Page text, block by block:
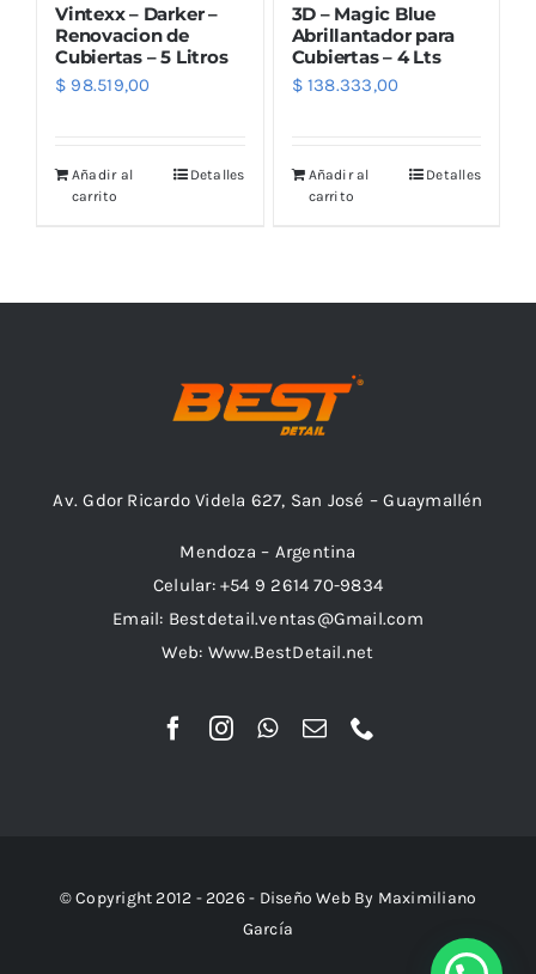
Vintexx – Darker –
Renovacion de
Cubiertas – 5 Litros
$ 98.519,00
Añadir al
carrito
Detalles
3D – Magic Blue
Abrillantador para
Cubiertas – 4 Lts
$138.333,00
Añadir al
carrito
Detalles
Av. Gdor Ricardo Videla 627, San José – Guaymallén
Mendoza – Argentina
Celular: +54 9 2614 70-9834
Email: Bestdetail.ventas@Gmail.com
Web: Www.BestDetail.net
© Copyright 2012 - 2026 - Diseño Web By Maximiliano
García